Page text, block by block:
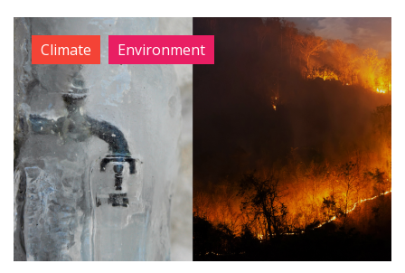
Climate Environment